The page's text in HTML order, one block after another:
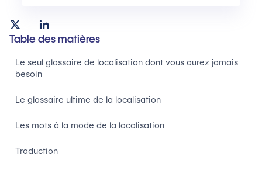
Table des matières
Le seul glossaire de localisation dont vous aurez jamais
besoin
Le glossaire ultime de la localisation
Les mots à la mode de la localisation
Traduction